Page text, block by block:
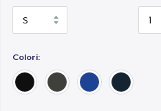
Colori:
Women's Comfort